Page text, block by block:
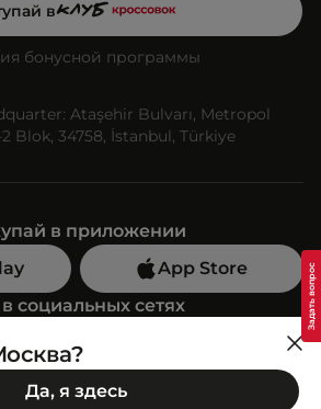
в
бонусной программы
Ataşehir Bulvarı, Metropol
Blok, 34758, İstanbul, Türkiye
в приложении
App Store
социальных сетях
Позвони нам
(499) 350-55-33
Да, я здесь